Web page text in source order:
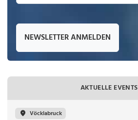
NEWSLETTER ANMELDEN
AKTUELLE EVENTS
Vöcklabruck